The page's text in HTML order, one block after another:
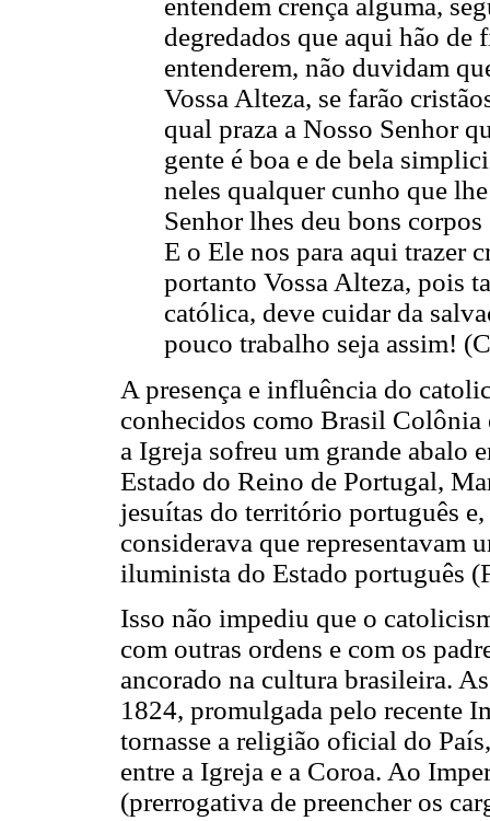
entendem crença alguma,
degredados que aqui hão de
entenderem, não duvidam
Vossa Alteza, se farão
qual praza a Nosso Senhor
gente é boa e de bela
neles qualquer cunho que
Senhor lhes deu bons
E o Ele nos para aqui trazer
portanto Vossa Alteza, pois
católica, deve cuidar da
pouco trabalho seja assim!
A presença e influência do
conhecidos como Brasil
a Igreja sofreu um grande abalo
Estado do Reino de Portugal,
jesuítas do território português
considerava que representavam
iluminista do Estado português
Isso não impediu que o
com outras ordens e com os
ancorado na cultura brasileira.
1824, promulgada pelo recente
tornasse a religião oficial do
entre a Igreja e a Coroa. Ao
(prerrogativa de preencher os